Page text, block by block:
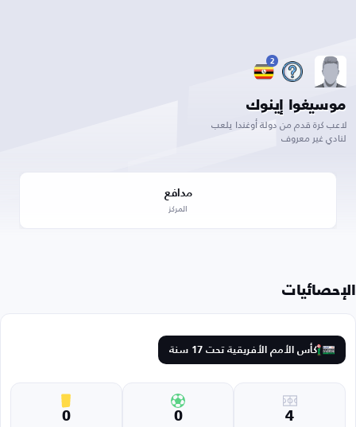
2
موسيغوا إينوك
لاعب كرة قدم من دولة أوغندا يلعب
لنادي غير معروف
مدافع
المركز
الإحصائيات
كأس الأمم الأفريقية تحت 17 سنة
4
0
0